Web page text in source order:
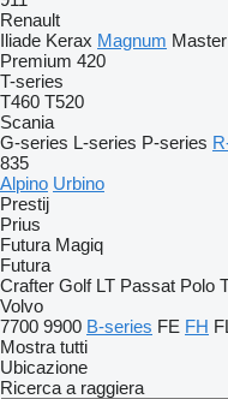
Renault
Iliade Kerax Magnum Master
Premium 420
T-series
T460 T520
Scania
G-series L-series P-series
835
Alpino Urbino
Prestij
Prius
Futura Magiq
Futura
Crafter Golf LT Passat Polo
Volvo
7700 9900 B-series FE FH
Mostra tutti
Ubicazione
Ricerca a raggiera